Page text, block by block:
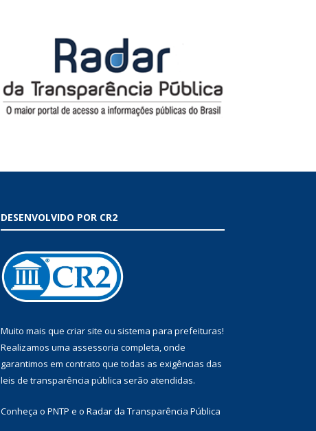
DESENVOLVIDO POR CR2
Muito mais que criar site ou sistema para prefeituras!
Realizamos uma assessoria completa, onde
garantimos em contrato que todas as exigências das
leis de transparência pública serão atendidas.
Conheça o PNTP e o Radar da Transparência Pública